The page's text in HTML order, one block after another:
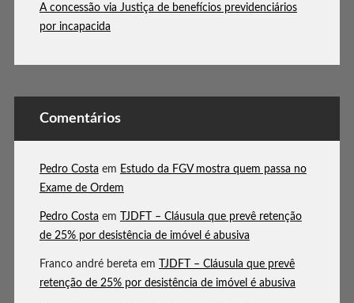
A concessão via Justiça de benefícios previdenciários
por incapacida
Comentários
Pedro Costa em Estudo da FGV mostra quem passa no
Exame de Ordem
Pedro Costa em
TJDFT – Cláusula que prevê retenção
de 25% por desistência de imóvel é abusiva
Franco andré bereta em
TJDFT – Cláusula que prevê
retenção de 25% por desistência de imóvel é abusiva